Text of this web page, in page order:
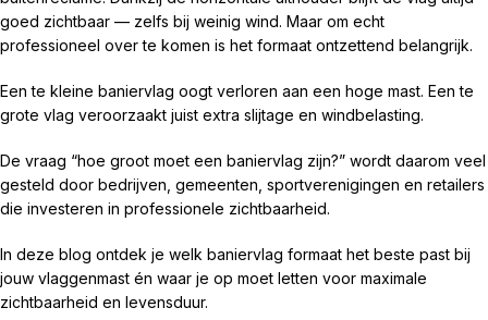
goed zichtbaar — zelfs bij weinig wind. Maar om echt
professioneel over te komen is het formaat ontzettend belangrijk.
Een te kleine baniervlag oogt verloren aan een hoge mast. Een te
grote vlag veroorzaakt juist extra slijtage en windbelasting.
De vraag “hoe groot moet een baniervlag zijn?” wordt daarom veel
gesteld door bedrijven, gemeenten, sportverenigingen en retailers
die investeren in professionele zichtbaarheid.
In deze blog ontdek je welk baniervlag formaat het beste past bij
jouw vlaggenmast én waar je op moet letten voor maximale
zichtbaarheid en levensduur.